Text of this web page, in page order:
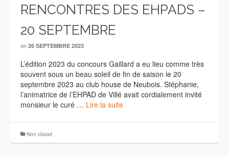
RENCONTRES DES EHPADS –
20 SEPTEMBRE
on 26 SEPTEMBRE 2023
L’édition 2023 du concours Gaillard a eu lieu comme très
souvent sous un beau soleil de fin de saison le 20
septembre 2023 au club house de Neubois. Stéphanie,
l’animatrice de l’EHPAD de Villé avait cordialement invité
monsieur le curé … Lire la suite
Non classé